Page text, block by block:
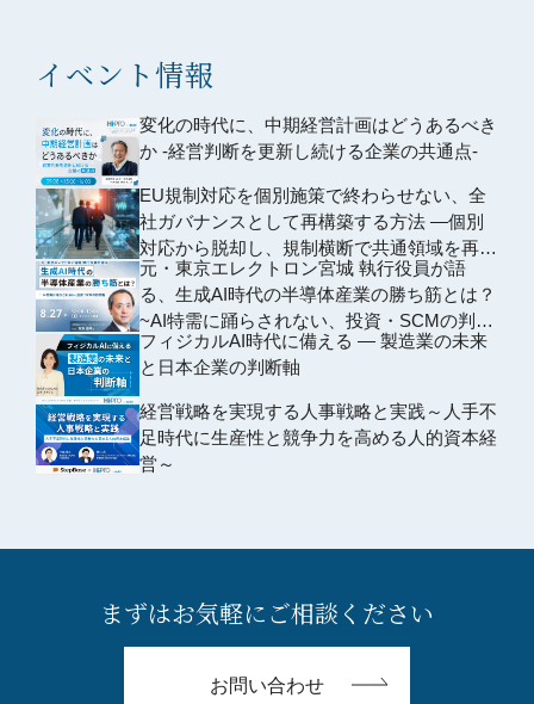
イベント情報
変化の時代に、中期経営計画はどうあるべき
か -経営判断を更新し続ける企業の共通点-
EU規制対応を個別施策で終わらせない、全
社ガバナンスとして再構築する方法 ―個別
対応から脱却し、規制横断で共通領域を再編
するための全社設計―
元・東京エレクトロン宮城 執行役員が語
る、生成AI時代の半導体産業の勝ち筋とは？
~AI特需に踊らされない、投資・SCMの判断
軸~
フィジカルAI時代に備える ― 製造業の未来
と日本企業の判断軸
経営戦略を実現する人事戦略と実践～人手不
足時代に生産性と競争力を高める人的資本経
営～
まずはお気軽にご相談ください
お問い合わせ